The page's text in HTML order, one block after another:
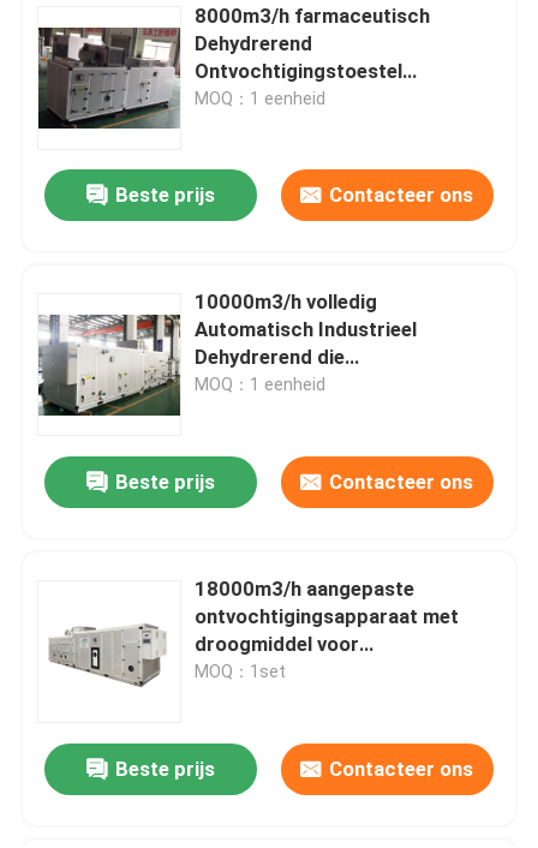
8000m3/h farmaceutisch
Dehydrerend
Ontvochtigingstoestel
Industrieel Gebruik
MOQ：1 eenheid
Beste prijs Contacteer ons
10000m3/h volledig
Automatisch Industrieel
Dehydrerend die
Ontvochtigingstoestel in China
MOQ：1 eenheid
Beste prijs Contacteer ons
18000m3/h aangepaste
ontvochtigingsapparaat met
droogmiddel voor
capsuleproductie enz.
MOQ：1set
Beste prijs Contacteer ons